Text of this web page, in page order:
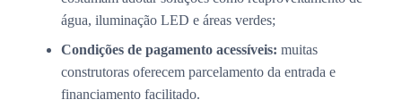
água, iluminação LED e áreas verdes;
Condições de pagamento acessíveis: muitas
construtoras oferecem parcelamento da entrada e
financiamento facilitado.